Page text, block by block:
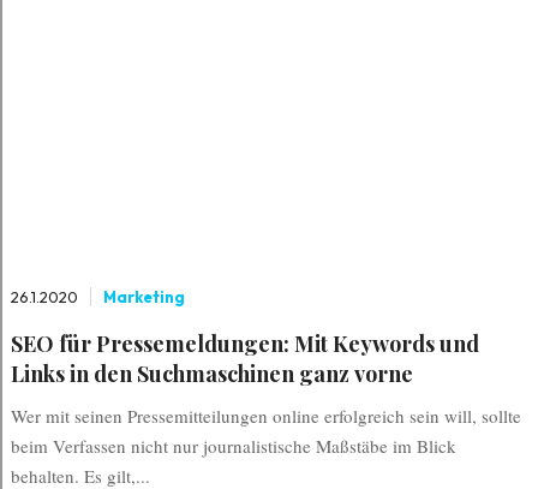
26.1.2020 Marketing
SEO für Pressemeldungen: Mit Keywords und
Links in den Suchmaschinen ganz vorne
Wer mit seinen Pressemitteilungen online erfolgreich sein will, sollte
beim Verfassen nicht nur journalistische Maßstäbe im Blick
behalten. Es gilt,...